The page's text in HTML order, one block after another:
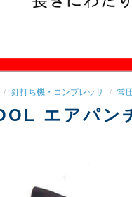
釘打ち機・コンプレッサ 常
エアパン